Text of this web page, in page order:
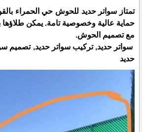
تمتاز سواتر حديد للحوش حي الحمراء
حماية عالية وخصوصية تامة. يمكن طلاؤها
مع تصميم الحوش.
سواتر حديد, تركيب سواتر حديد, تصميم
حديد